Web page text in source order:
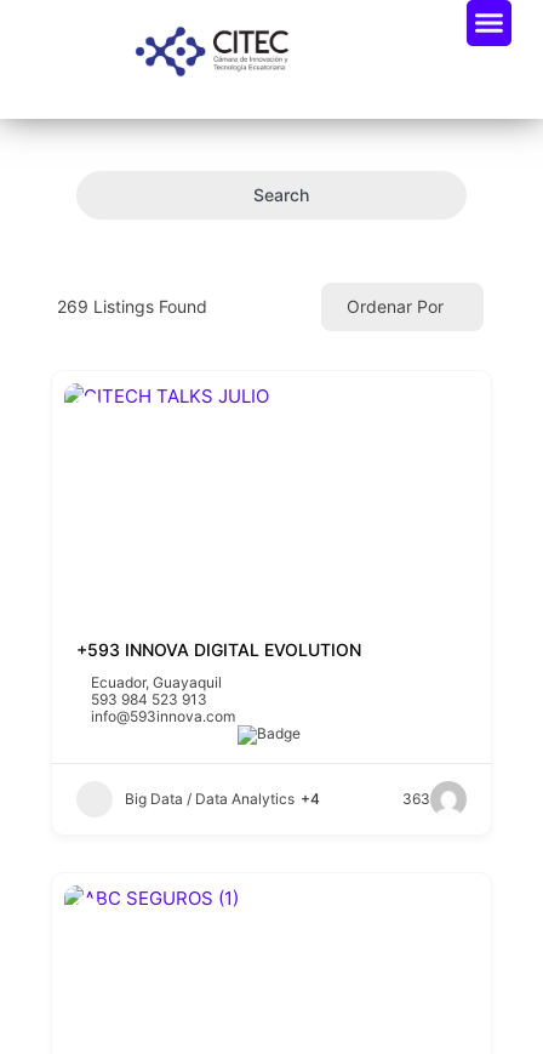
Search
269 Listings Found Ordenar Por
+593 INNOVA DIGITAL EVOLUTION
Ecuador,Guayaquil
593 984 523 913
info@593innova.com
Big Data / Data Analytics +4 363